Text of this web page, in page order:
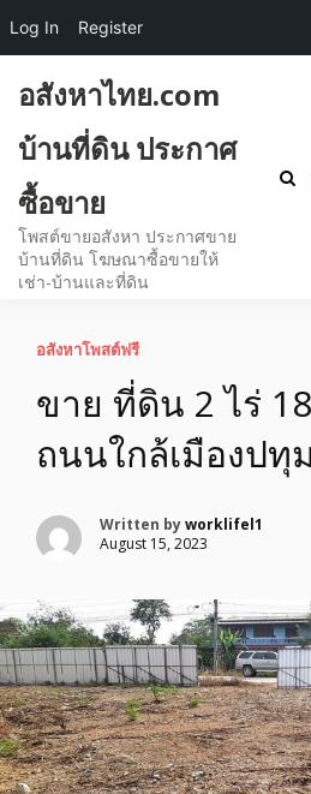
content
อสังหาไทย.com
บ้านที่ดิน ประกาศ
ซื้อขาย
โพสต์ขายอสังหา ประกาศขาย
บ้านที่ดิน โฆษณาซื้อขายให้
เช่า-บ้านและที่ดิน
อสังหาโพสต์ฟรี
ขาย ที่ดิน 2 ไร่
ถนนใกล้เมืองปทุ
Written byworklifel1
August 15, 2023
Log In Register